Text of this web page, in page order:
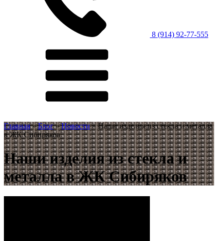
8 (914) 92-77-555
Главная»Блог»Новости»Наши изделия из стекла и металла
в ЖК Сибиряков
Наши изделия из стекла и
металла в ЖК Сибиряков